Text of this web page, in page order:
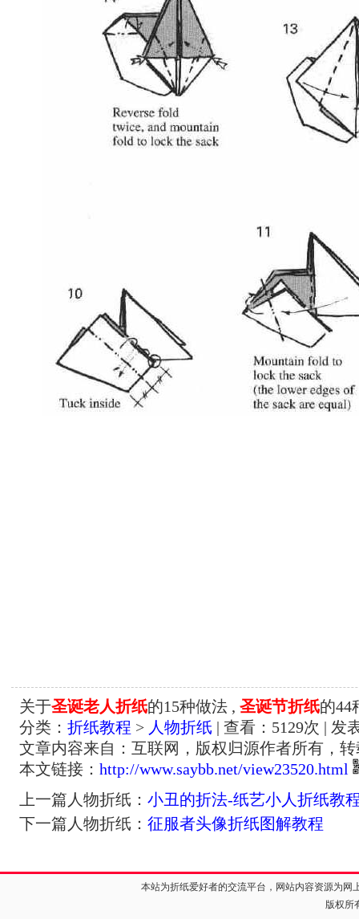
关于圣诞老人折纸的15种做法 , 圣诞节折纸的44
分类： 折纸教程 > 人物折纸 | 查看： 5129次 | 发
文章内容来自：互联网，版权归源作者所有，
本文链接： http://www.saybb.net/view23520.html
上一篇人物折纸： 小丑的折法-纸艺小人折纸教
下一篇人物折纸： 征服者头像折纸图解教程
本站为折纸爱好者的交流平台，网站内容资源为
版权所